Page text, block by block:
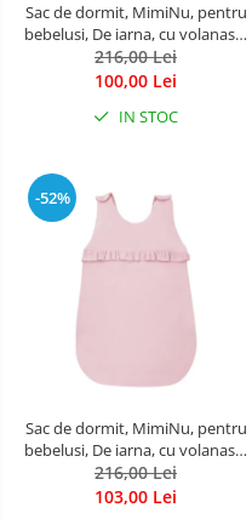
Sac de dormit, MimiNu, pentru
bebelusi, De iarna, cu volanase,
din bumbac, cu fermoar lateral,
cu capse pe umar, 70 cm, 0 - 6
Nepal Green
216,00 Lei
100,00 Lei
IN STOC
-52%
Sac de dormit, MimiNu, pentru
bebelusi, De iarna, cu volanase,
din bumbac, cu fermoar lateral,
cu capse pe umar, 70 cm, 0 - 6
216,00 Lei
103,00 Lei